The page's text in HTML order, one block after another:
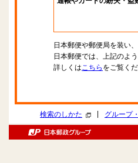
日本郵便や郵便局を装い
日本郵便では、上記のよ
詳しくはこちら をご覧くだ
検索のしかた グループ